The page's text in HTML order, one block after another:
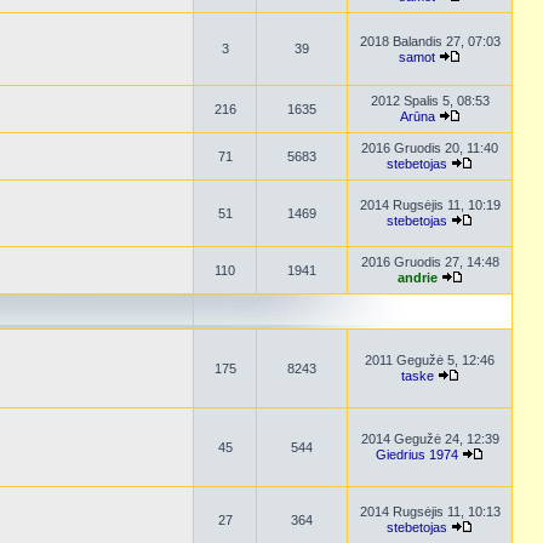
3 39
2018 Balandis 27, 07:03
samot
216 1635
2012 Spalis 5, 08:53
Arūna
71 5683
2016 Gruodis 20, 11:40
stebetojas
51 1469
2014 Rugsėjis 11, 10:19
stebetojas
110 1941
2016 Gruodis 27, 14:48
andrie
175 8243
2011 Gegužė 5, 12:46
taske
45 544
2014 Gegužė 24, 12:39
Giedrius 1974
27 364
2014 Rugsėjis 11, 10:13
stebetojas